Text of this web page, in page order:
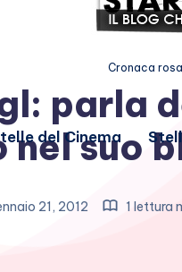
Cronaca
del Cinema
parla
nel suo
21, 2012 1 lettura